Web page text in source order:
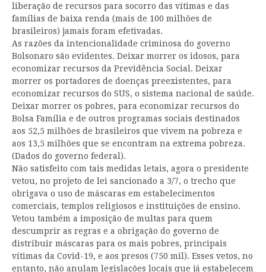
liberação de recursos para socorro das vítimas e das
famílias de baixa renda (mais de 100 milhões de
brasileiros) jamais foram efetivadas.
As razões da intencionalidade criminosa do governo
Bolsonaro são evidentes. Deixar morrer os idosos, para
economizar recursos da Previdência Social. Deixar
morrer os portadores de doenças preexistentes, para
economizar recursos do SUS, o sistema nacional de saúde.
Deixar morrer os pobres, para economizar recursos do
Bolsa Família e de outros programas sociais destinados
aos 52,5 milhões de brasileiros que vivem na pobreza e
aos 13,5 milhões que se encontram na extrema pobreza.
(Dados do governo federal).
Não satisfeito com tais medidas letais, agora o presidente
vetou, no projeto de lei sancionado a 3/7, o trecho que
obrigava o uso de máscaras em estabelecimentos
comerciais, templos religiosos e instituições de ensino.
Vetou também a imposição de multas para quem
descumprir as regras e a obrigação do governo de
distribuir máscaras para os mais pobres, principais
vítimas da Covid-19, e aos presos (750 mil). Esses vetos, no
entanto, não anulam legislações locais que já estabelecem